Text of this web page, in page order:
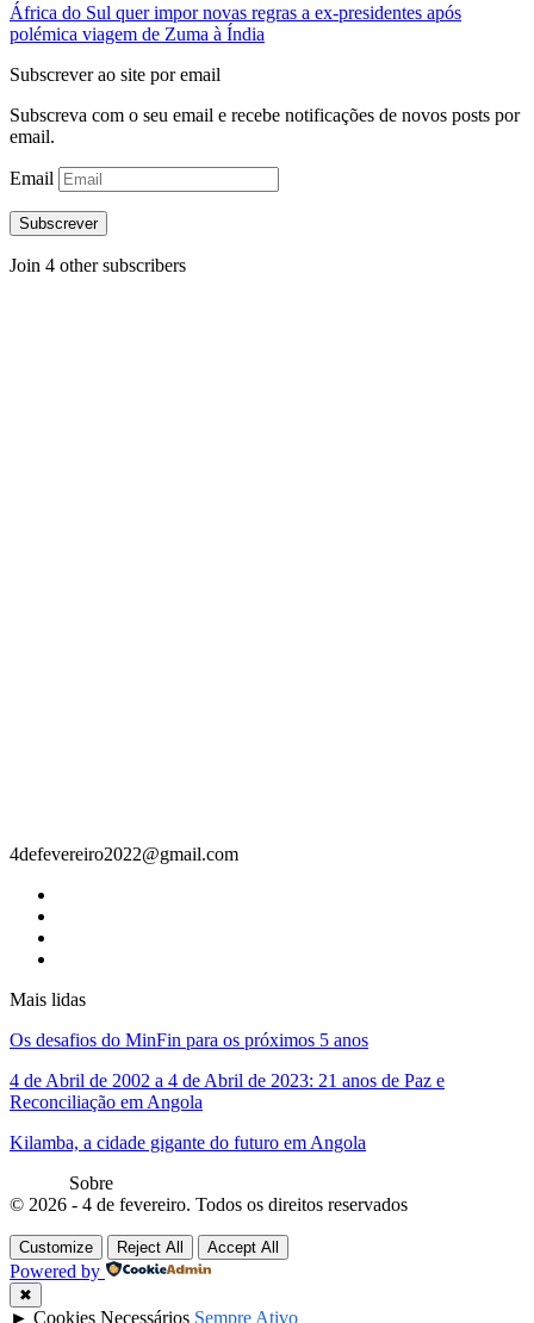
África do Sul quer impor novas regras a ex-presidentes após
polémica viagem de Zuma à Índia
Subscrever ao site por email
Subscreva com o seu email e recebe notificações de novos posts por
email.
Email
Subscrever
Join 4 other subscribers
4defevereiro2022@gmail.com
Mais lidas
Os desafios do MinFin para os próximos 5 anos
4 de Abril de 2002 a 4 de Abril de 2023: 21 anos de Paz e
Reconciliação em Angola
Kilamba, a cidade gigante do futuro em Angola
Sobre
© 2026 - 4 de fevereiro. Todos os direitos reservados
Customize Reject All Accept All
Powered by
✖
► Cookies Necessários Sempre Ativo